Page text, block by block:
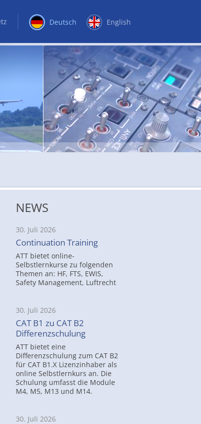
Deutsch English
NEWS
30. Juli 2026
Continuation Training
ATT bietet online-
Selbstlernkurse zu folgenden
Themen an: HF, FTS, EWIS,
Safety Management, Luftrecht
30. Juli 2026
CAT B1 zu CAT B2
Differenzschulung
ATT bietet eine
Differenzschulung zum CAT B2
für CAT B1.X Lizenzinhaber als
online Selbstlernkurs an. Die
Schulung umfasst die Module
M4, M5, M13 und M14.
30. Juli 2026